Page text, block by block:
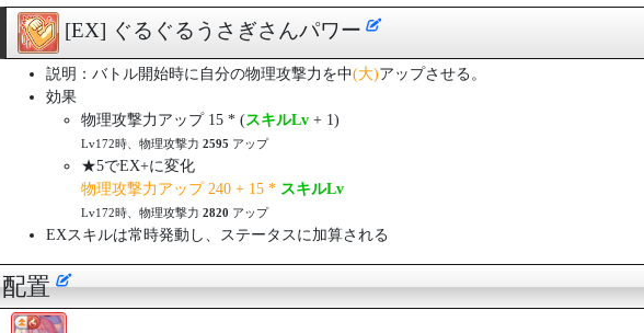
[EX] ぐるぐるうさぎさんパワー
説明：バトル開始時に自分の物理攻撃力を中(大)アップさせる。
効果
物理攻撃力アップ 15 * (スキルLv+ 1)
Lv172時、物理攻撃力 2595 アップ
★5でEX+に変化
物理攻撃力アップ 240 + 15 * スキルLv
Lv172時、物理攻撃力 2820 アップ
EXスキルは常時発動し、ステータスに加算される
配置